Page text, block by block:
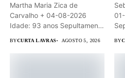
Martha Maria Zica de
Carvalho + 04-08-2026
Idade: 93 anos Sepultamento
BYCURTA LAVRAS AGOSTO 5, 2026 BY